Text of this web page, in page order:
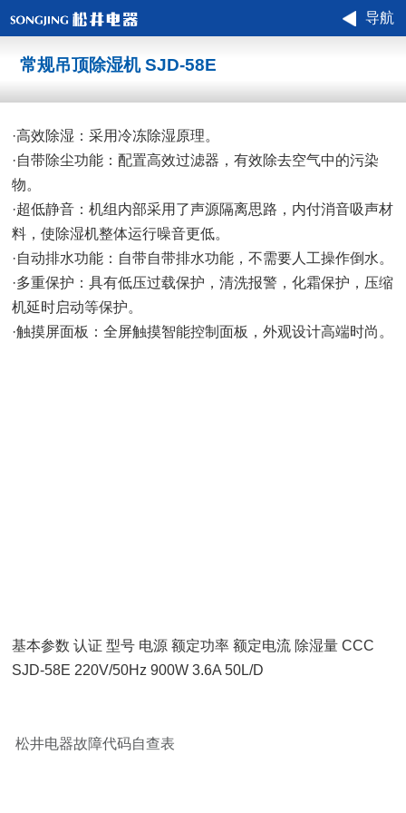
导航
常规吊顶除湿机 SJD-58E
·高效除湿：采用冷冻除湿原理。
·自带除尘功能：配置高效过滤器，有效除去空气中的污染
物。
·超低静音：机组内部采用了声源隔离思路，内付消音吸声材
料，使除湿机整体运行噪音更低。
·自动排水功能：自带自带排水功能，不需要人工操作倒水。
·多重保护：具有低压过载保护，清洗报警，化霜保护，压缩
机延时启动等保护。
·触摸屏面板：全屏触摸智能控制面板，外观设计高端时尚。
基本参数 认证 型号 电源 额定功率 额定电流 除湿量 CCC
SJD-58E 220V/50Hz 900W 3.6A 50L/D
松井电器故障代码自查表